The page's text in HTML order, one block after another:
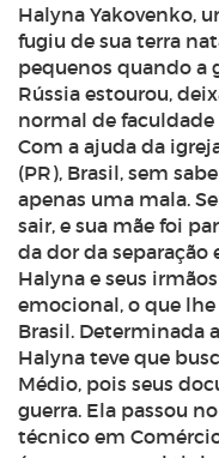
Halyna Yakovenko,
fugiu de sua terra
pequenos quando a
Rússia estourou,
normal de
Com a ajuda da
(PR), Brasil, sem
apenas uma mala.
sair, e sua mãe foi
da dor da
Halyna e seus
emocional, o que
Brasil. Determinada
Halyna teve que
Médio, pois seus
guerra. Ela passou
técnico em